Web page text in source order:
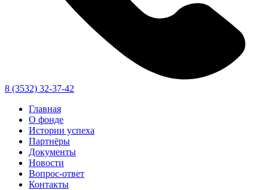
8 (3532) 32-37-42
Главная
О фонде
Истории успеха
Партнёры
Документы
Новости
Вопрос-ответ
Контакты